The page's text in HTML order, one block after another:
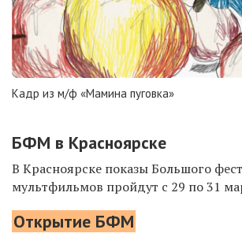
Кадр из м/ф «Мамина пуговка»
БФМ в Красноярске
В Красноярске показы Большого
мультфильмов пройдут с 29 по 31
Открытие БФМ